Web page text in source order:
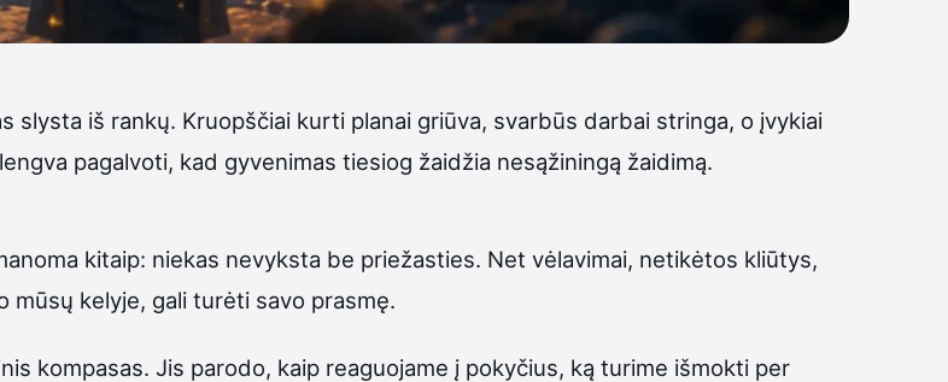
slysta iš rankų. Kruopščiai kurti planai griūva, svarbūs darbai stringa, o įvykiai
pagalvoti, kad gyvenimas tiesiog žaidžia nesąžiningą žaidimą.
kitaip: niekas nevyksta be priežasties. Net vėlavimai, netikėtos kliūtys,
kelyje, gali turėti savo prasmę.
kompasas. Jis parodo, kaip reaguojame į pokyčius, ką turime išmokti per